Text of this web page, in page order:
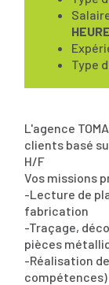
Type
L'agence
clients basé
H/F
Vos missions
-Lecture de
fabrication
-Traçage,
pièces
-Réalisation de
compétences)